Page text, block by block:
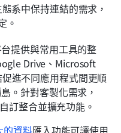
系中保持連結的需求，
。
提供與常用工具的整
Drive、Microsoft
進不同應用程式間更順
。針對客製化需求，
訂整合並擴充功能。
的資料匯入功能可讓使用